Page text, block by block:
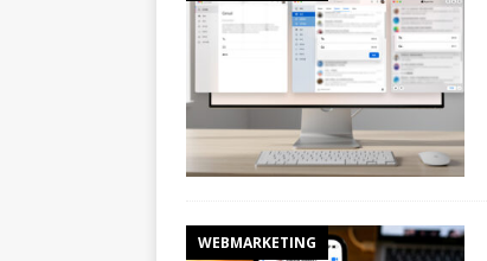
WEBMARKETING